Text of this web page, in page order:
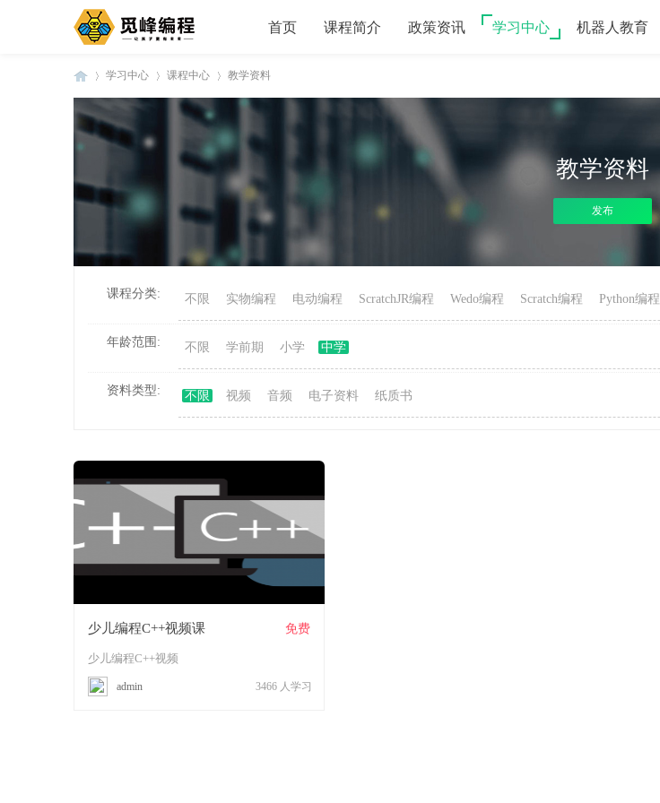
首页 课程简介 政策资讯 学习中心 机器人教育
觅
学习中心
›
课程中心 教学资料
教学资料
发布
课程分类: 不限 实物编程 电动编程 ScratchJR编程 Wedo编程 Scratch编程 Python编程
年龄范围: 不限 学前期 小学 中学
资料类型: 不限 视频 音频 电子资料 纸质书
少儿编程C++视频课 免费
少儿编程C++视频
admin 3466 人学习